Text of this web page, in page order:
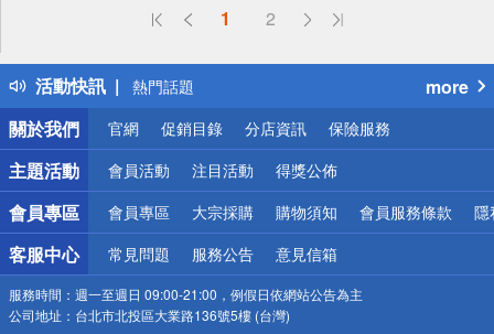
1 2
活動快訊
偏遠地區配送
得獎公告
熱門話題
銀行優惠
偏遠地區配送
詐騙網頁！請小心！
more
關於我們
官網 促銷目錄 分店資訊 保險服務
主題活動 會員活動 注目活動 得獎公佈
會員專區 會員專區 大宗採購 購物須知 會員服務條款 隱
客服中心 常見問題 服務公告 意見信箱
服務時間： 週一至週日 09:00-21:00，例假日依網站公告為主
公司地址： 台北市北投區大業路136號5樓 (台灣)